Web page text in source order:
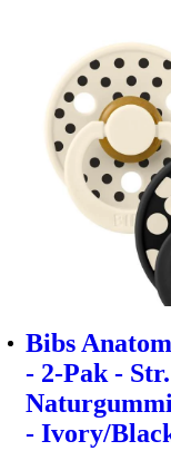
Bibs
- 2-Pak -
- Ivory/